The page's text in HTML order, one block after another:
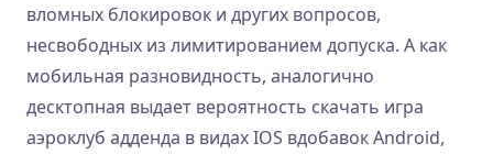
вломных блокировок и других вопросов,
несвободных из лимитированием допуска. А как
мобильная разновидность, аналогично
десктопная выдает вероятность скачать игра
аэроклуб адденда в видах IOS вдобавок Android,